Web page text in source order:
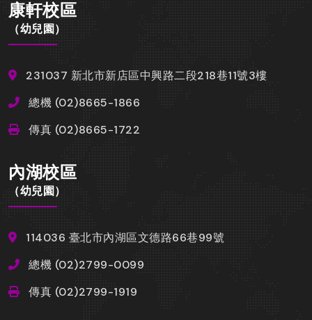
康軒校區
（幼兒園）
231037 新北市新店區中興路二段218巷11號3樓
總機 (02)8665-1866
傳真 (02)8665-1722
內湖校區
（幼兒園）
114036 臺北市內湖區文德路66巷99號
總機 (02)2799-0099
傳真 (02)2799-1919